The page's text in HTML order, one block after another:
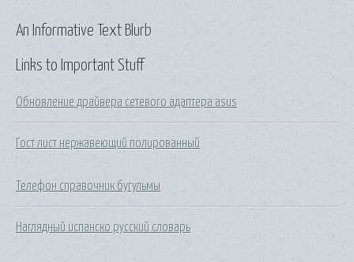
Links to Important Stuff
Обновление драйвера сетевого адаптера asus
Гост лист нержавеющий полированный
Телефон справочник бугульмы
Наглядный испанско русский словарь
An Informative Text Blurb